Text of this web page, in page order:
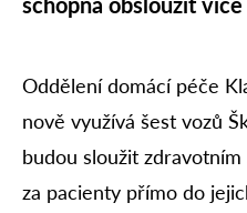
Oddělení domácí péče
nově využívá šest vozů
budou sloužit
za pacienty přímo do